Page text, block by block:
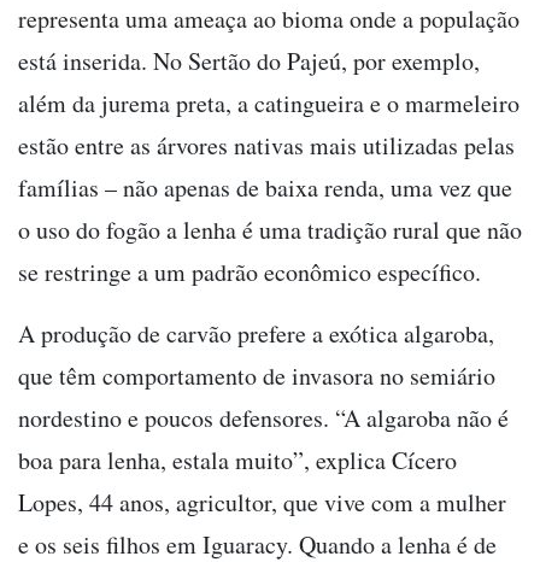
representa uma ameaça ao bioma onde a população
está inserida. No Sertão do Pajeú, por exemplo,
além da jurema preta, a catingueira e o marmeleiro
estão entre as árvores nativas mais utilizadas pelas
famílias – não apenas de baixa renda, uma vez que
o uso do fogão a lenha é uma tradição rural que não
se restringe a um padrão econômico específico.
A produção de carvão prefere a exótica algaroba,
que têm comportamento de invasora no semiário
nordestino e poucos defensores. “A algaroba não é
boa para lenha, estala muito”, explica Cícero
Lopes, 44 anos, agricultor, que vive com a mulher
e os seis filhos em Iguaracy. Quando a lenha é de